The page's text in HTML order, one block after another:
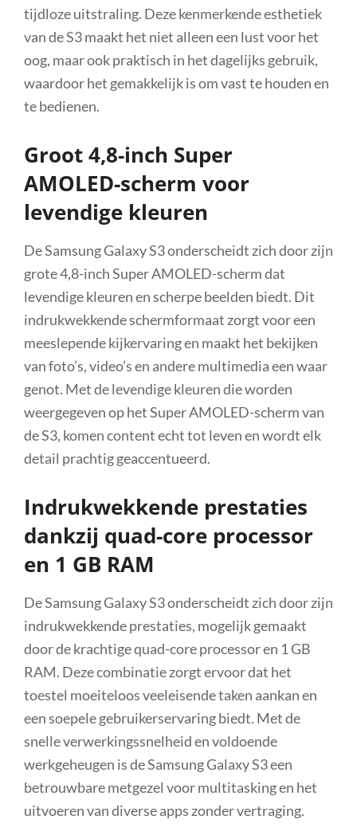
tijdloze uitstraling. Deze kenmerkende esthetiek
van de S3 maakt het niet alleen een lust voor het
oog, maar ook praktisch in het dagelijks gebruik,
waardoor het gemakkelijk is om vast te houden en
te bedienen.
Groot 4,8-inch Super
AMOLED-scherm voor
levendige kleuren
De Samsung Galaxy S3 onderscheidt zich door zijn
grote 4,8-inch Super AMOLED-scherm dat
levendige kleuren en scherpe beelden biedt. Dit
indrukwekkende schermformaat zorgt voor een
meeslepende kijkervaring en maakt het bekijken
van foto’s, video’s en andere multimedia een waar
genot. Met de levendige kleuren die worden
weergegeven op het Super AMOLED-scherm van
de S3, komen content echt tot leven en wordt elk
detail prachtig geaccentueerd.
Indrukwekkende prestaties
dankzij quad-core processor
en 1 GB RAM
De Samsung Galaxy S3 onderscheidt zich door zijn
indrukwekkende prestaties, mogelijk gemaakt
door de krachtige quad-core processor en 1 GB
RAM. Deze combinatie zorgt ervoor dat het
toestel moeiteloos veeleisende taken aankan en
een soepele gebruikerservaring biedt. Met de
snelle verwerkingssnelheid en voldoende
werkgeheugen is de Samsung Galaxy S3 een
betrouwbare metgezel voor multitasking en het
uitvoeren van diverse apps zonder vertraging.